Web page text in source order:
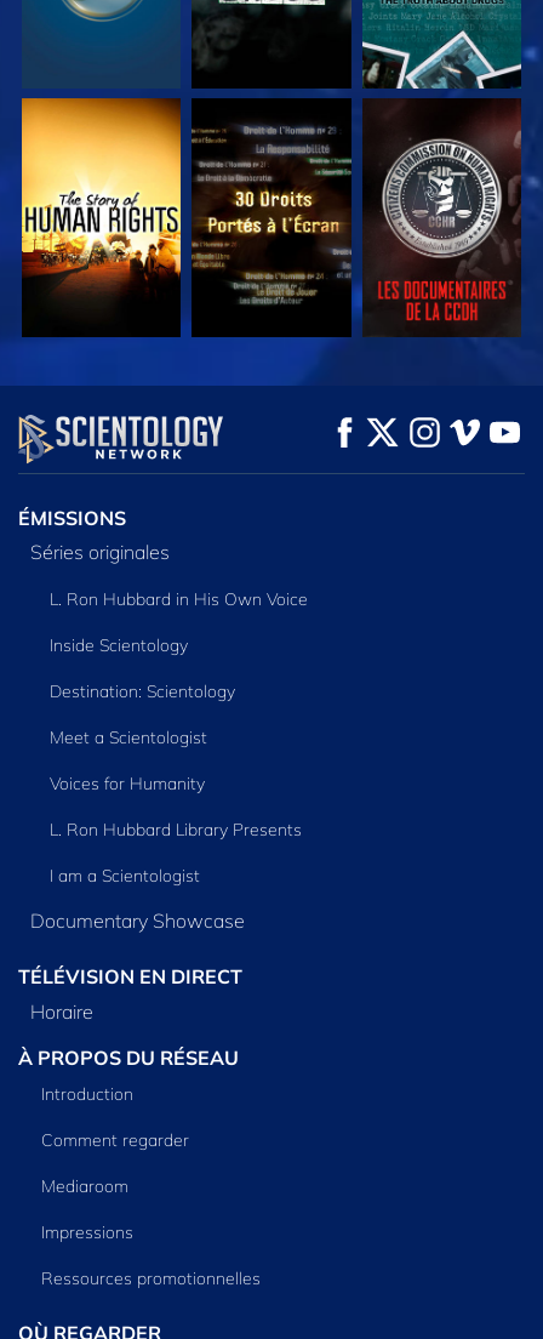
REGARDER REGARDER REGARDER
REGARDER REGARDER
DÉCOUVRIR LES
SÉRIES
ÉMISSIONS
Séries originales
L. Ron Hubbard in His Own Voice
Inside Scientology
Destination: Scientology
Meet a Scientologist
Voices for Humanity
L. Ron Hubbard Library Presents
I am a Scientologist
Documentary Showcase
TÉLÉVISION EN DIRECT
Horaire
À PROPOS DU RÉSEAU
Introduction
Comment regarder
Mediaroom
Impressions
Ressources promotionnelles
OÙ REGARDER